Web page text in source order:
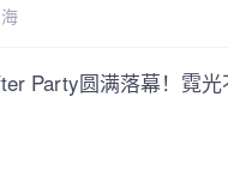
Party圆满落幕！霓